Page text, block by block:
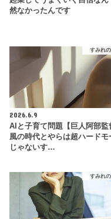
然なかったんです
すみれ
2026.6.9
AIと子育て問題【巨人阿部監
風の時代とやらは超ハードモ
じゃないす…
すみれ